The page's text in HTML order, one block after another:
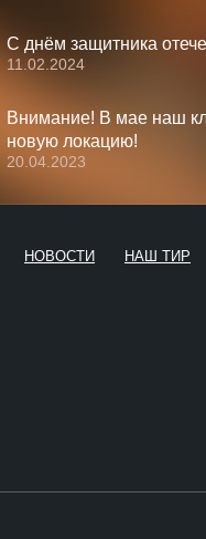
С днём защитника
11.02.2024
Внимание! В мае наш
новую локацию!
20.04.2023
НОВОСТИ НАШ ТИР